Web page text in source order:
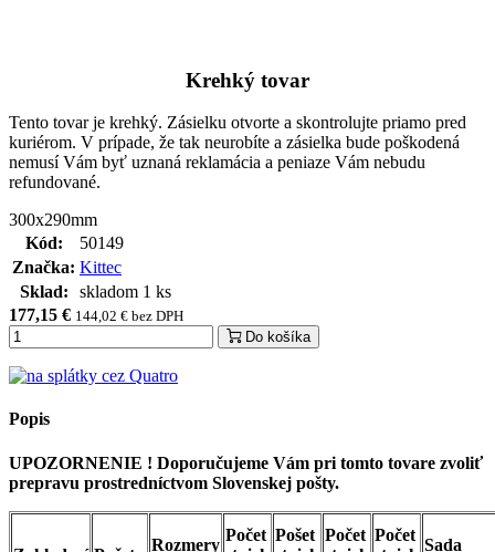
Krehký tovar
Tento tovar je krehký. Zásielku otvorte a skontrolujte priamo pred
kuriérom. V prípade, že tak neurobíte a zásielka bude poškodená
nemusí Vám byť uznaná reklamácia a peniaze Vám nebudu
refundované.
300x290mm
Kód:
50149
Značka: Kittec
Sklad:
skladom 1 ks
177,15 € 144,02 € bez DPH
Do košíka
Popis
UPOZORNENIE ! Doporučujeme Vám pri tomto tovare zvoliť
prepravu prostredníctvom Slovenskej pošty.
Rozmery
Počet Pošet Počet Počet
Sada